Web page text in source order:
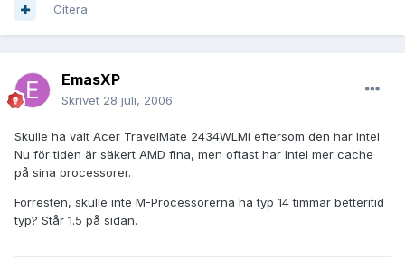
Citera
EmasXP
Skrivet 28 juli, 2006
Skulle ha valt Acer TravelMate 2434WLMi eftersom den har Intel.
Nu för tiden är säkert AMD fina, men oftast har Intel mer cache
på sina processorer.
Förresten, skulle inte M-Processorerna ha typ 14 timmar betteritid
typ? Står 1.5 på sidan.